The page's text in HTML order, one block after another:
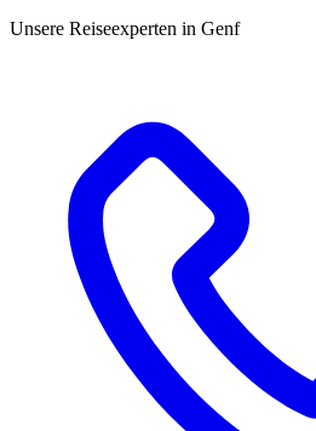
Unsere Reiseexperten in Genf